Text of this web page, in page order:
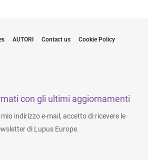
AUTORI Contact us Cookie Policy
con gli ultimi aggiornamenti
indirizzo e-mail, accetto di ricevere le
di Lupus Europe.